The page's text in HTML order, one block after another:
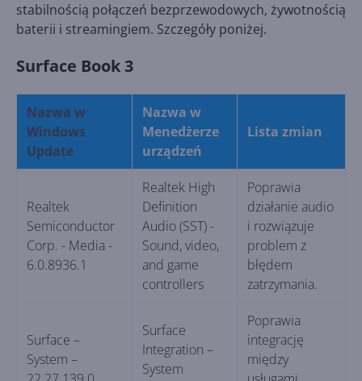
stabilnością połączeń bezprzewodowych, żywotnością
baterii i streamingiem. Szczegóły poniżej.
Surface Book 3
Nazwa w
Windows
Update
Nazwa w
Menedżerze
urządzeń
Lista zmian
Realtek
Semiconductor
Corp. - Media -
6.0.8936.1
Realtek High
Definition
Audio (SST) -
Sound, video,
and game
controllers
Poprawia
działanie audio
i rozwiązuje
problem z
błędem
zatrzymania.
Surface –
System –
Surface
Integration –
System
Poprawia
integrację
między